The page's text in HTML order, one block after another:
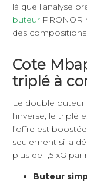
là que l’analyse
buteur PRONOR
des compositions
Cote
triplé à
Le double buteur
l’inverse, le triplé
l’offre est
seulement si la
plus de 1,5 xG par
Buteur